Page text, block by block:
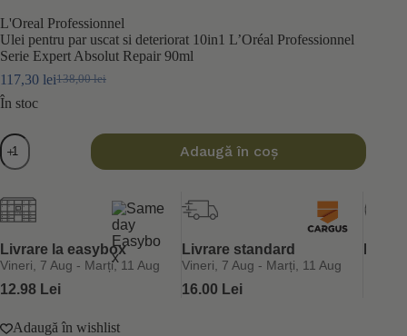
L'Oreal Professionnel
Ulei pentru par uscat si deteriorat 10in1 L’Oréal Professionnel
Serie Expert Absolut Repair 90ml
138,00lei
Prețul
117,30 leiPrețul
117,30 lei.
În stoc
Cantitate
Ulei
pentru
uscat
si
10in1
L’Oréal
Serie
Absolut
Adaugă în coș
Livrare la easybox
Vineri, 7 Aug - Marți, 11 Aug
12.98 Lei
Livrare standard
Vineri, 7 Aug - Marți, 11 Aug
16.00 Lei
Adaugă în wishlist